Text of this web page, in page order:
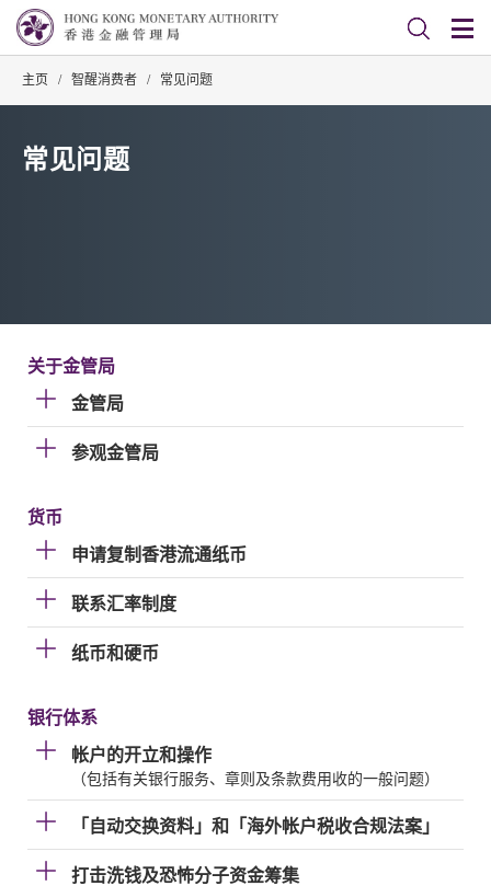
主页 / 智醒消费者 / 常见问题
常见问题
关于金管局
金管局
参观金管局
货币
申请复制香港流通纸币
联系汇率制度
纸币和硬币
银行体系
帐户的开立和操作
（包括有关银行服务、章则及条款费用收的一般问题）
「自动交换资料」和「海外帐户税收合规法案」
打击洗钱及恐怖分子资金筹集